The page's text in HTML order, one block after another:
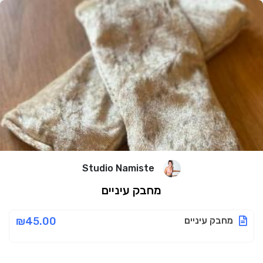
Studio Namiste
מחבק עיניים
מחבק עיניים ₪45.00